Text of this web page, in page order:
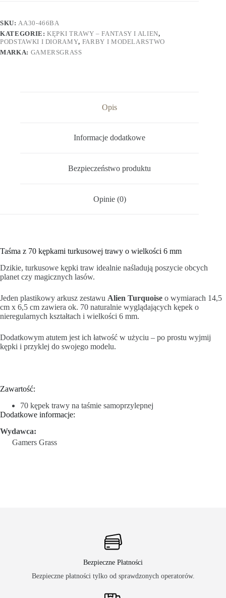
SKU: AA30-466BA
KATEGORIE:KĘPKI TRAWY – FANTASY I ALIEN,
PODSTAWKI I DIORAMY, FARBY I MODELARSTWO
MARKA: GAMERSGRASS
Opis
Informacje dodatkowe
Bezpieczeństwo produktu
Opinie (0)
Taśma z 70 kępkami turkusowej trawy o wielkości 6 mm
Dzikie, turkusowe kępki traw idealnie naśladują poszycie obcych
planet czy magicznych lasów.
Jeden plastikowy arkusz zestawu Alien Turquoise o wymiarach 14,5
cm x 6,5 cm zawiera ok. 70 naturalnie wyglądających kępek o
nieregularnych kształtach i wielkości 6 mm.
Dodatkowym atutem jest ich łatwość w użyciu – po prostu wyjmij
kępki i przyklej do swojego modelu.
Zawartość:
70 kępek trawy na taśmie samoprzylepnej
Dodatkowe informacje:
Wydawca:
Gamers Grass
Bezpieczne Płatności
Bezpieczne płatności tylko od sprawdzonych operatorów.